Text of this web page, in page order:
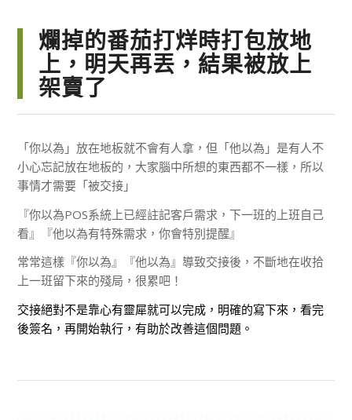
爛掉的番茄打烊時打包放地
上，明天再丟，結果被放上
架賣了
「你以為」放在地板就不會有人拿，但「他以為」是有人不
小心忘記放在地板的，大家腦中所想的東西都不一樣，所以
事情才需要「被交接」
『你以為POS系統上已經註記客戶需求，下一班的上班自己
看』『他以為有特殊需求，你會特別提醒』
常常這樣『你以為』『他以為』導致交接後，不斷地在收拾
上一班留下來的殘局，很累吧！
交接絕對不是靠心有靈犀就可以完成，明確的寫下來，看完
後簽名，再開始執行，有助於改善這個問題。